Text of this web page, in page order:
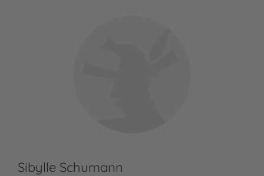
Sibylle Schumann